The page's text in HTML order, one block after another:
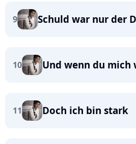
9 Schuld war nur der
10 Und wenn du mich
11 Doch ich bin stark